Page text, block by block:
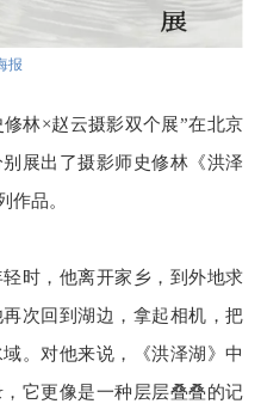
报
林×赵云摄影双个展”在北京
展出了摄影师史修林《洪泽
作品。
时，他离开家乡，到外地求
次回到湖边，拿起相机，把
。对他来说，《洪泽湖》中
它更像是一种层层叠叠的记